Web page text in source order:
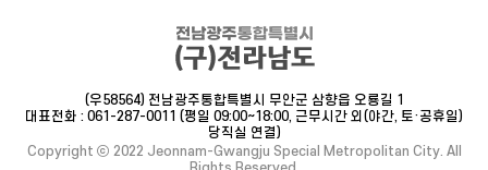
(우58564) 전남광주통합특별시 무안군 삼향읍 오룡길 1
대표전화 : 061-287-0011 (평일 09:00~18:00, 근무시간 외(야간, 토·공휴일)
당직실 연결)
Copyright ⓒ 2022 Jeonnam-Gwangju Special Metropolitan City. All